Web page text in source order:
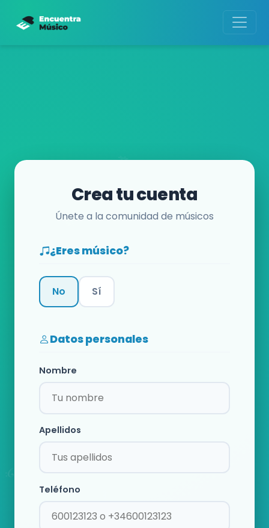
Crea tu cuenta
Únete a la comunidad de músicos
¿Eres músico?
No Sí
Datos personales
Nombre
Apellidos
Teléfono